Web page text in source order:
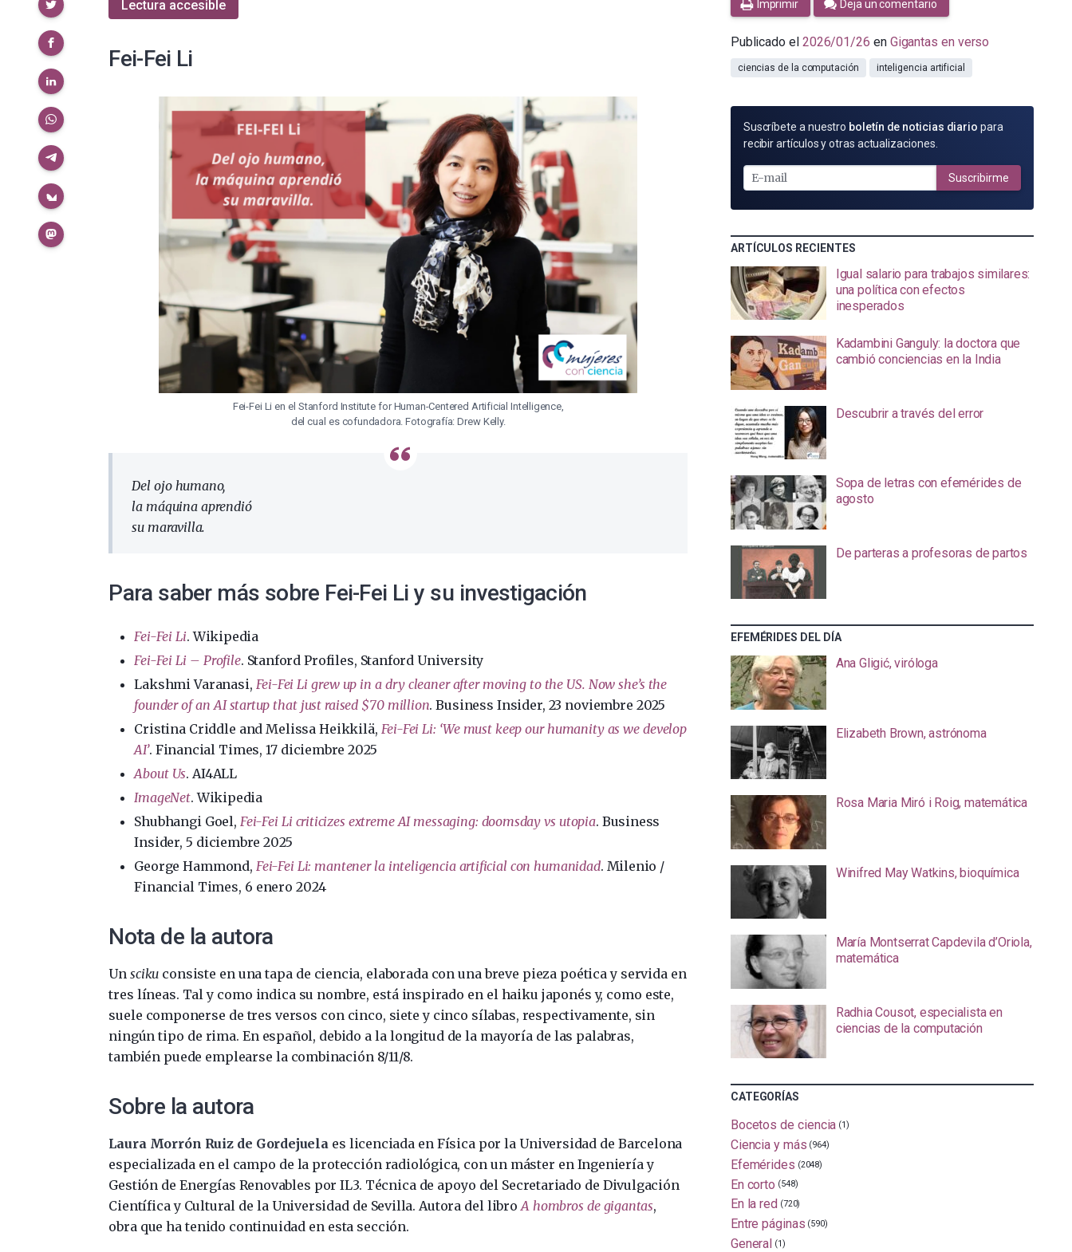
Lectura accesible
Fei-Fei Li
Fei-Fei Li en el Stanford Institute for Human-Centered Artificial Intelligence,
del cual es cofundadora. Fotografía: Drew Kelly.
Del ojo humano,
la máquina aprendió
su maravilla.
Para saber más sobre Fei-Fei Li y su investigación
Fei-Fei Li. Wikipedia
Fei-Fei Li – Profile. Stanford Profiles, Stanford University
Lakshmi Varanasi, Fei-Fei Li grew up in a dry cleaner after moving to the US. Now she’s the
founder of an AI startup that just raised $70 million. Business Insider, 23 noviembre 2025
Cristina Criddle and Melissa Heikkilä, Fei-Fei Li: ‘We must keep our humanity as we develop
AI’. Financial Times, 17 diciembre 2025
About Us. AI4ALL
ImageNet. Wikipedia
Shubhangi Goel, Fei-Fei Li criticizes extreme AI messaging: doomsday vs utopia. Business
Insider, 5 diciembre 2025
George Hammond, Fei-Fei Li: mantener la inteligencia artificial con humanidad. Milenio /
Financial Times, 6 enero 2024
Nota de la autora
Unsciku consiste en una tapa de ciencia, elaborada con una breve pieza poética y servida en
tres líneas. Tal y como indica su nombre, está inspirado en el haiku japonés y, como este,
suele componerse de tres versos con cinco, siete y cinco sílabas, respectivamente, sin
ningún tipo de rima. En español, debido a la longitud de la mayoría de las palabras,
también puede emplearse la combinación 8/11/8.
Sobre la autora
Laura Morrón Ruiz de Gordejuelaes licenciada en Física por la Universidad de Barcelona
especializada en el campo de la protección radiológica, con un máster en Ingeniería y
Gestión de Energías Renovables por IL3. Técnica de apoyo del Secretariado de Divulgación
Científica y Cultural de la Universidad de Sevilla. Autora del libroA hombros de gigantas,
obra que ha tenido continuidad en esta sección.
Imprimir Deja un comentario
Publicado el 2026/01/26 en Gigantas en verso
ciencias de la computación inteligencia artificial
SUSCRÍBETE
POR
MAIL
Suscríbete a nuestro boletín de noticias diario para
recibir artículos y otras actualizaciones.
Suscribirme
ARTÍCULOS RECIENTES
Igual salario para trabajos similares:
una política con efectos
inesperados
Kadambini Ganguly: la doctora que
cambió conciencias en la India
Descubrir a través del error
Sopa de letras con efemérides de
agosto
De parteras a profesoras de partos
EFEMÉRIDES DEL DÍA
Ana Gligić, viróloga
Elizabeth Brown, astrónoma
Rosa Maria Miró i Roig, matemática
Winifred May Watkins, bioquímica
María Montserrat Capdevila d’Oriola,
matemática
Radhia Cousot, especialista en
ciencias de la computación
CATEGORÍAS
Bocetos de ciencia (1)
Ciencia y más (964)
Efemérides (2048)
En corto (548)
En la red (720)
Entre páginas (590)
General (1)